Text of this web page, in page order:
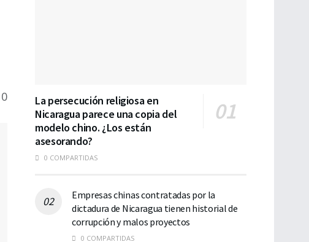
0
La persecución religiosa en
Nicaragua parece una copia del
modelo chino. ¿Los están
asesorando?
0 COMPARTIDAS
Empresas chinas contratadas por la
dictadura de Nicaragua tienen historial de
corrupción y malos proyectos
0 COMPARTIDAS